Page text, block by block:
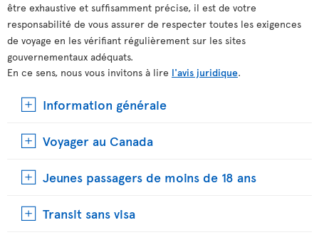
être exhaustive et suffisamment précise, il est de votre
responsabilité de vous assurer de respecter toutes les exigences
de voyage en les vérifiant régulièrement sur les sites
gouvernementaux adéquats.
En ce sens, nous vous invitons à lire l'avis juridique.
Information générale
Voyager au Canada
Jeunes passagers de moins de 18 ans
Transit sans visa